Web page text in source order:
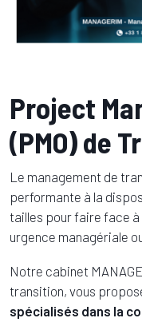
Project
(PMO) de
Le management de
performante à la
tailles pour faire face
urgence managériale
Notre cabinet
transition, vous
spécialisés dans la